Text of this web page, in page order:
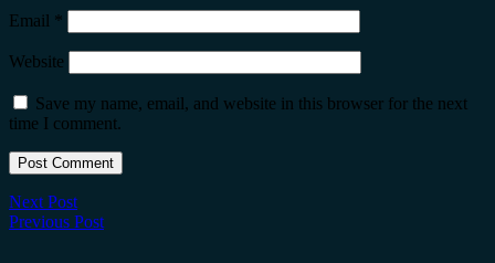
Email *
Website
Save my name, email, and website in this browser for the next
time I comment.
Next Post
Previous Post